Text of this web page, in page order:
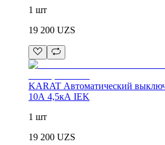
1 шт
19 200 UZS
KARAT Автоматический
10А 4,5кА IEK
1 шт
19 200 UZS